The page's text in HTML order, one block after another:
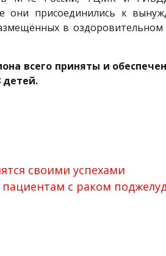
они присоединились к
в оздоровительном
всего приняты и
детей.
своими успехами
с раком